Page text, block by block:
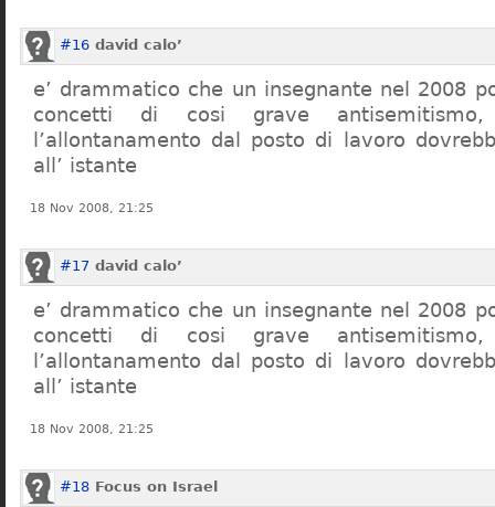
#16 david calo’
e’ drammatico che un insegnante nel 2008
concetti di cosi grave
l’allontanamento dal posto di lavoro
all’ istante
18 Nov 2008, 21:25
#17 david calo’
e’ drammatico che un insegnante nel 2008
concetti di cosi grave
l’allontanamento dal posto di lavoro
all’ istante
18 Nov 2008, 21:25
#18 Focus on Israel